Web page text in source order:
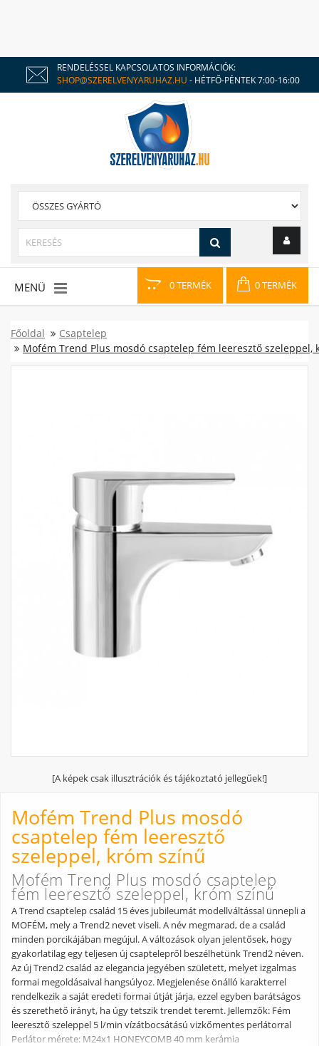
RENDELÉSSEL KAPCSOLATOS INFORMÁCIÓK:
SHOP@SZERELVENYARUHAZ.HU - HÉTFŐ-PÉNTEK 7:00-16:00
0 TERMÉK 0 TERMÉK
MENÜ
Főoldal
Csaptelep
Mofém Trend Plus mosdó csaptelep fém leeresztő szeleppel,
[A képek csak illusztrációk és tájékoztató jellegűek!]
Mofém Trend Plus mosdó
csaptelep fém leeresztő
szeleppel, króm színű
Mofém Trend Plus mosdó csaptelep
fém leeresztő szeleppel, króm színű
A Trend csaptelep család 15 éves jubileumát modellváltással ünnepli a
MOFÉM, mely a Trend2 nevet viseli. A név megmarad, de a család
minden porcikájában megújul. A változások olyan jelentősek, hogy
gyakorlatilag egy teljesen új csaptelepről beszélhetünk Trend2 néven.
Az új Trend2 család az elegancia jegyében született, melyet izgalmas
formai megoldásaival hangsúlyoz. Megjelenése önálló karakterrel
rendelkezik a saját eredeti formai útját járja, ezzel egyben barátságos
és szerethető irányt, ha úgy tetszik trendet teremt. Jellemzők: Fém
leeresztő szeleppel 5 l/min vízátbocsátású vizkőmentes perlátorral
Perlátor mérete: M24x1 HONEYCOMB 40 mm kerámia